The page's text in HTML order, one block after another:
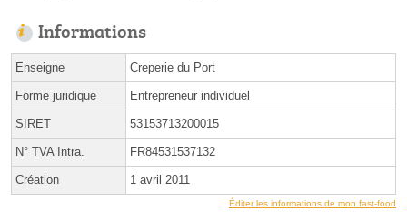
Informations
Enseigne Creperie du Port
Forme juridique Entrepreneur individuel
SIRET 53153713200015
N° TVA Intra. FR84531537132
Création 1 avril 2011
Éditer les informations de mon fast-food